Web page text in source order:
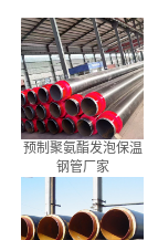
预制聚氨酯发泡保温
钢管厂家